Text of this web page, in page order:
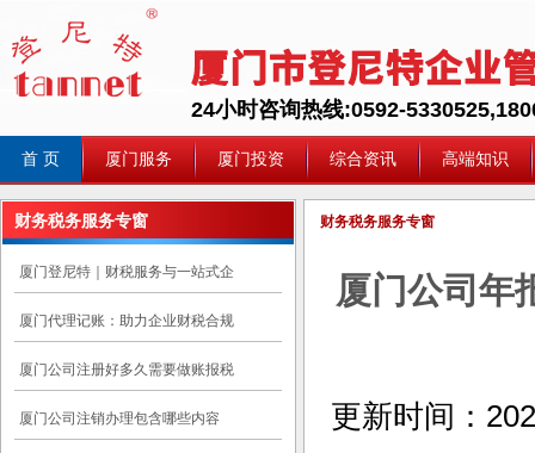
24小时咨询热线:0592-
首 页 厦门服务 厦门投资 综合资讯 高端知识
财务税务服务专窗
厦门登尼特｜财税服务与一站式企
厦门代理记账：助力企业财税合规
厦门公司注册好多久需要做账报税
厦门公司注销办理包含哪些内容
财务税务服务专窗
厦门公司年
更新时间：